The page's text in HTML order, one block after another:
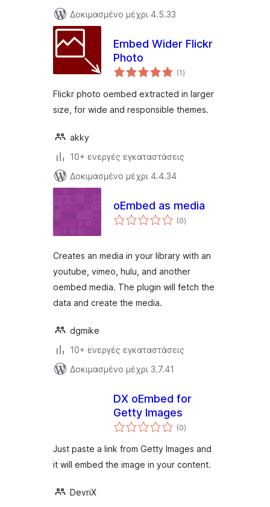
Δοκιμασμένο μέχρι 4.5.33
Embed Wider Flickr
Photo
(1αξιολογήσεις
σύνολο
)
Flickr photo oembed extracted in larger
size, for wide and responsible themes.
akky
10+ ενεργές εγκαταστάσεις
Δοκιμασμένο μέχρι 4.4.34
oEmbed as media
(0αξιολογήσεις
σύνολο
)
Creates an media in your library with an
youtube, vimeo, hulu, and another
oembed media. The plugin will fetch the
data and create the media.
dgmike
10+ ενεργές εγκαταστάσεις
Δοκιμασμένο μέχρι 3.7.41
DX oEmbed for
Getty Images
(0αξιολογήσεις
σύνολο
)
Just paste a link from Getty Images and
it will embed the image in your content.
DevriX